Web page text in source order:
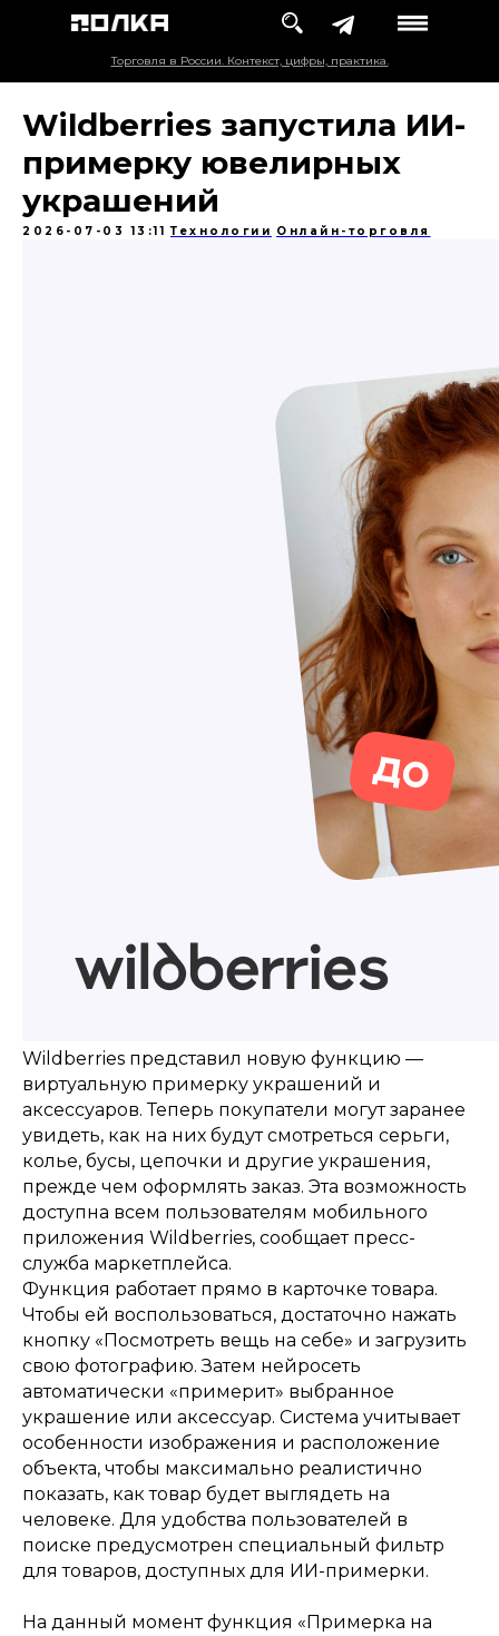
Торговля в России. Контекст, цифры, практика.
Wildberries запустила ИИ-
примерку ювелирных
украшений
2026-07-03 13:11 Технологии Онлайн-торговля
Wildberries представил новую функцию —
виртуальную примерку украшений и
аксессуаров. Теперь покупатели могут заранее
увидеть, как на них будут смотреться серьги,
колье, бусы, цепочки и другие украшения,
прежде чем оформлять заказ. Эта возможность
доступна всем пользователям мобильного
приложения Wildberries, сообщает пресс-
служба маркетплейса.
Функция работает прямо в карточке товара.
Чтобы ей воспользоваться, достаточно нажать
кнопку «Посмотреть вещь на себе» и загрузить
свою фотографию. Затем нейросеть
автоматически «примерит» выбранное
украшение или аксессуар. Система учитывает
особенности изображения и расположение
объекта, чтобы максимально реалистично
показать, как товар будет выглядеть на
человеке. Для удобства пользователей в
поиске предусмотрен специальный фильтр
для товаров, доступных для ИИ-примерки.
На данный момент функция «Примерка на